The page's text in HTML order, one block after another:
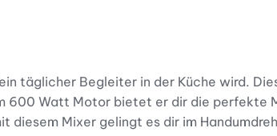
täglicher Begleiter in der Küche wird.
Watt Motor bietet er dir die perfekte
diesem Mixer gelingt es dir im